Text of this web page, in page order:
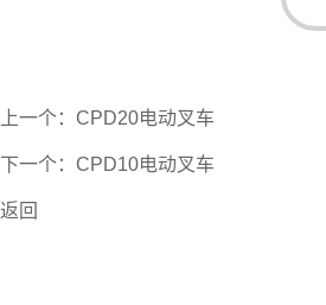
上一个： CPD20电动叉车
下一个： CPD10电动叉车
返回